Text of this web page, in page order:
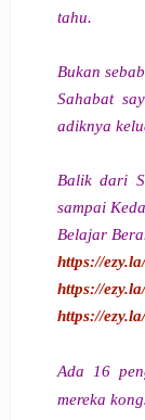
tahu.
Bukan
Sahabat
adiknya
Balik dari
sampai
Belajar
https://
https://
https://
Ada 16
mereka